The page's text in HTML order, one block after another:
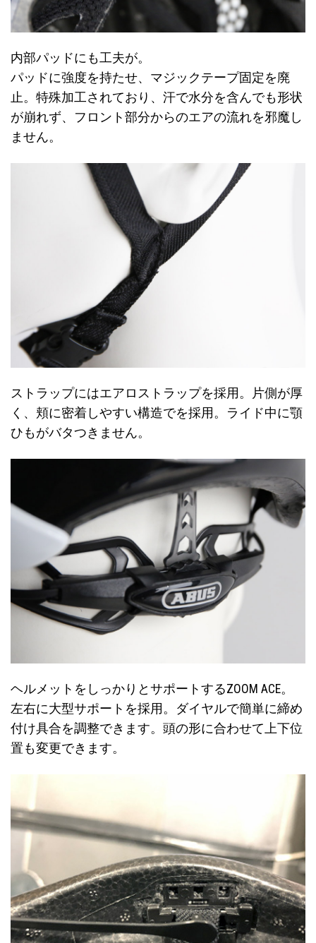
内部パッドにも工夫が。
パッドに強度を持たせ、マジックテープ固定を廃
止。特殊加工されており、汗で水分を含んでも形状
が崩れず、フロント部分からのエアの流れを邪魔し
ません。
ストラップにはエアロストラップを採用。片側が厚
く、頬に密着しやすい構造でを採用。ライド中に顎
ひもがバタつきません。
ヘルメットをしっかりとサポートするZOOM ACE。
左右に大型サポートを採用。ダイヤルで簡単に締め
付け具合を調整できます。頭の形に合わせて上下位
置も変更できます。